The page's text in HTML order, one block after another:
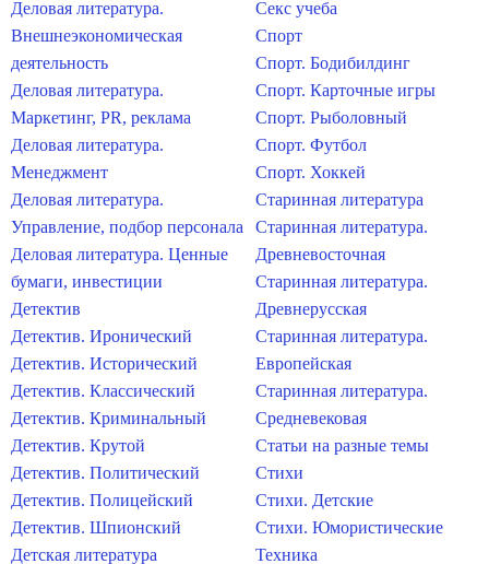
Деловая литература.
Внешнеэкономическая
деятельность
Деловая литература.
Маркетинг, PR, реклама
Деловая литература.
Менеджмент
Деловая литература.
Управление, подбор персонала
Деловая литература. Ценные
бумаги, инвестиции
Детектив
Детектив. Иронический
Детектив. Исторический
Детектив. Классический
Детектив. Криминальный
Детектив. Крутой
Детектив. Политический
Детектив. Полицейский
Детектив. Шпионский
Детская литература
Секс учеба
Спорт
Спорт. Бодибилдинг
Спорт. Карточные игры
Спорт. Рыболовный
Спорт. Футбол
Спорт. Хоккей
Старинная литература
Старинная литература.
Древневосточная
Старинная литература.
Древнерусская
Старинная литература.
Европейская
Старинная литература.
Средневековая
Статьи на разные темы
Стихи
Стихи. Детские
Стихи. Юмористические
Техника